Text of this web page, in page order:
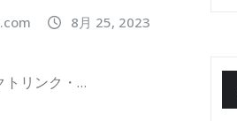
8月 25, 2023
トリンク・…